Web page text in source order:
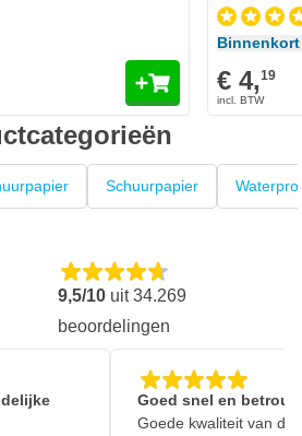
€ 4,19
Schuurpapier
9,5/10 uit34.269
beoordelingen
Goed snel en
Goede kwaliteit van de